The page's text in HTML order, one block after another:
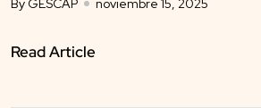
Read Article